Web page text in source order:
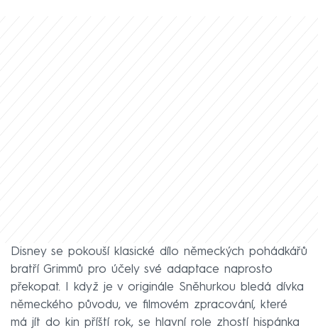
Disney se pokouší klasické dílo německých pohádkářů
bratří Grimmů pro účely své adaptace naprosto
překopat. I když je v originále Sněhurkou bledá dívka
německého původu, ve filmovém zpracování, které
má jít do kin příští rok, se hlavní role zhostí hispánka